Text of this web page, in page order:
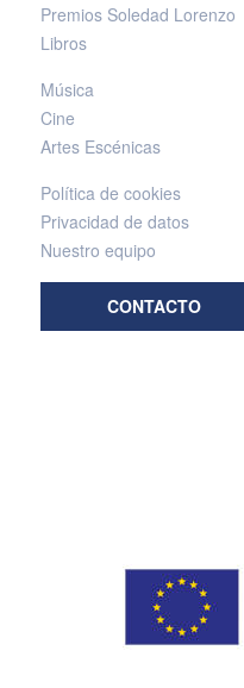
Premios Soledad Lorenzo
Libros
Música
Cine
Artes Escénicas
Política de cookies
Privacidad de datos
Nuestro equipo
CONTACTO